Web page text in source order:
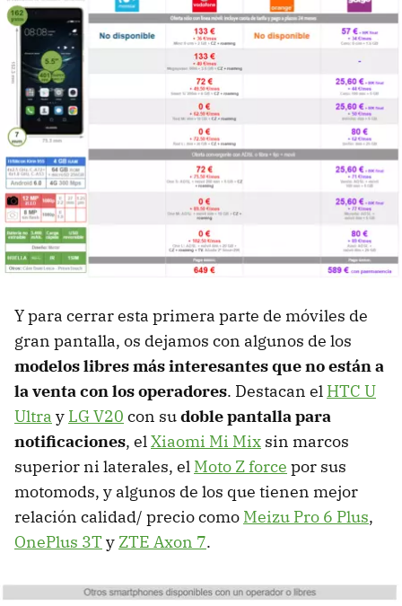
Y para cerrar esta primera parte de móviles de
gran pantalla, os dejamos con algunos de los
modelos libres más interesantes que no están a
la venta con los operadores. Destacan el HTC U
Ultra y LG V20 con sudoble pantalla para
notificaciones, elXiaomi Mi Mix sin marcos
superior ni laterales, el Moto Z force por sus
motomods, y algunos de los que tienen mejor
relación calidad/ precio como Meizu Pro 6 Plus,
OnePlus 3T y ZTE Axon 7.